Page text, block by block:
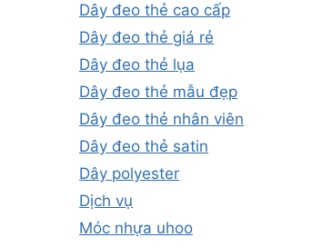
Dây đeo thẻ cao cấp
Dây đeo thẻ giá rẻ
Dây đeo thẻ lụa
Dây đeo thẻ mẫu đẹp
Dây đeo thẻ nhân viên
Dây đeo thẻ satin
Dây polyester
Dịch vụ
Móc nhựa uhoo